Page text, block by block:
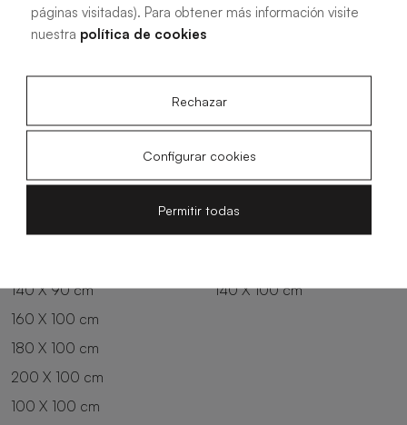
100 X 70 cm
100 X 90 cm
140 X 90 cm
180 X 90 cm
200 X 90 cm
140 X 100 cm
160 X 100 cm
180 X 100 cm
200 X 100 cm
100 X 100 cm
páginas visitadas). Para obtener más información visite
nuestra política de cookies
Rechazar
Configurar cookies
Permitir todas